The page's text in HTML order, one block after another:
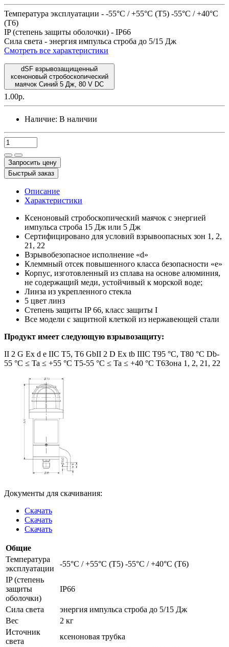
Температура эксплуатации - -55°C / +55°C (T5) -55°C / +40°C
(T6)
IP (степень защиты оболочки) - IP66
Сила света - энергия импульса строба до 5/15 Дж
Смотреть все характеристики
dSF взрывозащищенный
ксеноновый стробоскопический
маячок Синий 5 Дж, 80 V DC
1.00р.
Наличие: В наличии
Запросить цену
Быстрый заказ
Описание
Характеристики
Ксеноновый стробоскопический маячок с энергией
импульса строба 15 Дж или 5 Дж
Сертифицировано для условий взрывоопасных зон 1, 2,
21, 22
Взрывобезопасное исполнение «d»
Клеммный отсек повышенного класса безопасности «e»
Корпус, изготовленный из сплава на основе алюминия,
не содержащий меди, устойчивый к морской воде;
Линза из укрепленного стекла
5 цвет линз
Степень защиты IP 66, класс защиты I
Все модели с защитной клеткой из нержавеющей стали
Продукт имеет следующую взрывозащиту:
II 2 G Ex d e IIC T5, T6 GbII 2 D Ex tb IIIC T95 °C, T80 °C Db-
55 °C ≤ Ta ≤ +55 °C T5-55 °C ≤ Ta ≤ +40 °C T6Зона 1, 2, 21, 22
Документы для скачивания:
Скачать
Скачать
Скачать
Общие
Температура
эксплуатации
-55°C / +55°C (T5) -55°C / +40°C (T6)
IP (степень
защиты
оболочки)
IP66
Сила света
энергия импульса строба до 5/15 Дж
Вес
2 кг
Источник
света
ксеноновая трубка